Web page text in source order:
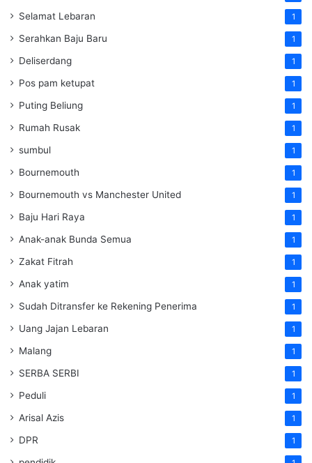
Selamat Lebaran 1
Serahkan Baju Baru 1
Deliserdang 1
Pos pam ketupat 1
Puting Beliung 1
Rumah Rusak 1
sumbul 1
Bournemouth 1
Bournemouth vs Manchester United 1
Baju Hari Raya 1
Anak-anak Bunda Semua 1
Zakat Fitrah 1
Anak yatim 1
Sudah Ditransfer ke Rekening Penerima 1
Uang Jajan Lebaran 1
Malang 1
SERBA SERBI 1
Peduli 1
Arisal Azis 1
DPR 1